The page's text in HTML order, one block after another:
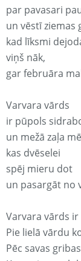
par pavasari
un vēstī ziemas
kad līksmi
viņš nāk,
gar februāra
Varvara vārds
ir pūpols
un mežā zaļa
kas dvēselei
spēj mieru dot
un pasargāt no
Varvara vārds
Pie lielā vārdu
Pēc savas